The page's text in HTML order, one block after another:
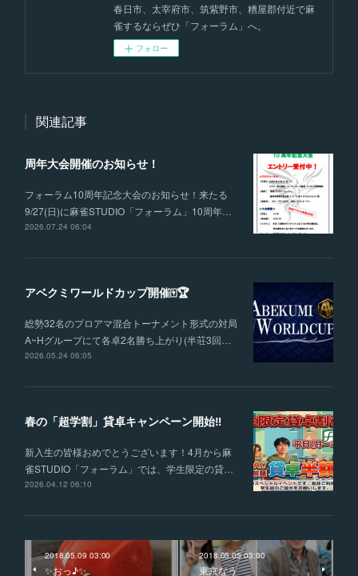
春日市、太宰府市、筑紫野市、糟屋郡付近で麻
雀するならぜひ「フォーラム」へ。
フォロー
関連記事
周年大会開催のお知らせ！
フォーラム10周年記念大会のお知らせ！来たる
9/27(日)に麻雀STUDIO「フォーラム」10周年…
2026.07.24 06:04
アベクミワールドカップ開催🀄🏆
総勢32名のプロアマ混合トーナメント形式の対局
A~Hグループにて各卓2名勝ち上がり(半荘3回…
2026.05.24 06:05
春の「超学割」貸卓キャンペーン開始‼
新入生の皆様おめでとうございます！4月から麻
雀STUDIO「フォーラム」では、学生限定の貸…
2026.04.12 06:10
2018.05.09 03:00
✨おっ♪✨
2018.05.05 03:00
東京なう